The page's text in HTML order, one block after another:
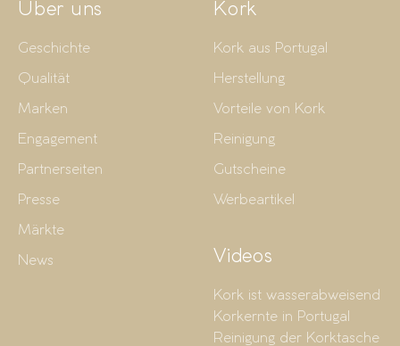
Über uns
Geschichte
Qualität
Marken
Engagement
Partnerseiten
Presse
Märkte
News
Kork
Kork aus Portugal
Herstellung
Vorteile von Kork
Reinigung
Gutscheine
Werbeartikel
Videos
Kork ist wasserabweisend
Korkernte in Portugal
Reinigung der Korktasche